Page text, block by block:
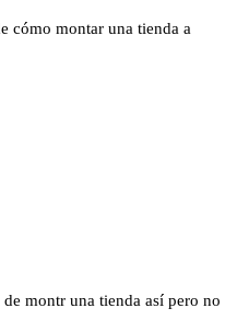
cómo montar una tienda a
montr una tienda así pero no